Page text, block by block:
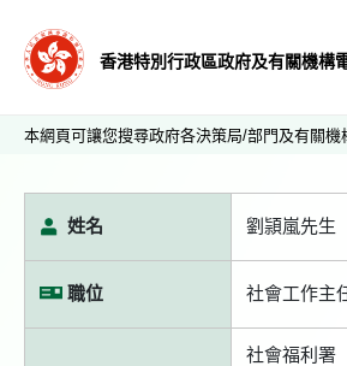
香港特別行政區政府及有關機構
本網頁可讓您搜尋政府各決策局/部門及有關
姓名 劉頴嵐先生
職位 社會工作主
社會福利署